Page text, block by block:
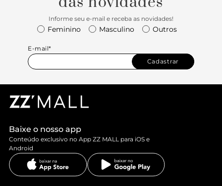
Informe seu e-mail e receba as novidades!
Feminino Masculino Outros
E-mail*
Cadastrar
Baixe o nosso app
Conteúdo exclusivo no App ZZ MALL para iOS e
Android